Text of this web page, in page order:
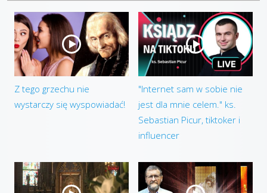
Z tego grzechu nie
wystarczy się wyspowiadać!
"Internet sam w sobie nie
jest dla mnie celem." ks.
Sebastian Picur, tiktoker i
influencer